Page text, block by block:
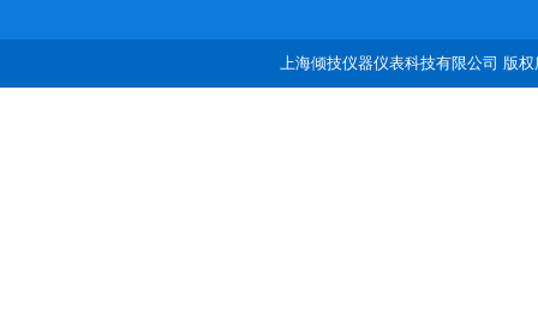
上海倾技仪器仪表科技有限公司 版